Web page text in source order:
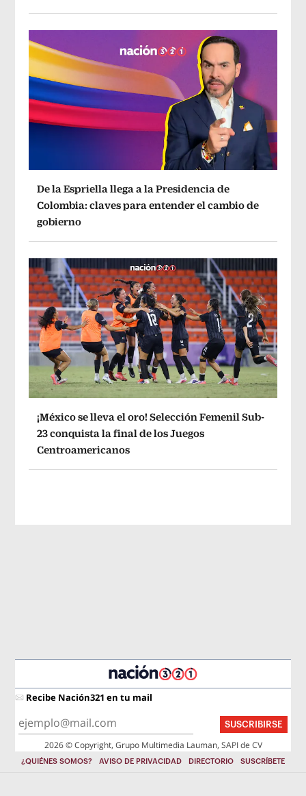
De la Espriella llega a la Presidencia de
Colombia: claves para entender el cambio de
gobierno
¡México se lleva el oro! Selección Femenil Sub-
23 conquista la final de los Juegos
Centroamericanos
Recibe Nación321 en tu mail
SUSCRIBIRSE
2026 © Copyright, Grupo Multimedia Lauman, SAPI de CV
¿QUIÉNES SOMOS? AVISO DE PRIVACIDAD DIRECTORIO SUSCRÍBETE